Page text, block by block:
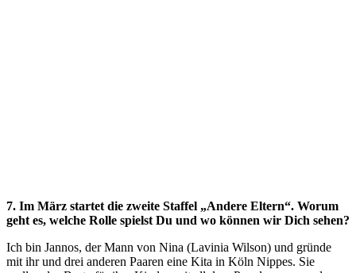
7. Im März startet die zweite Staffel „Andere Eltern“. Worum
geht es, welche Rolle spielst Du und wo können wir Dich sehen?
Ich bin Jannos, der Mann von Nina (Lavinia Wilson) und gründe
mit ihr und drei anderen Paaren eine Kita in Köln Nippes. Sie